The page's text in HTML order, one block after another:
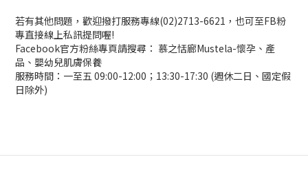
若有其他問題，歡迎撥打服務專線(02)2713-6621，也可至FB粉
專直接線上私訊提問喔!
Facebook官方粉絲專頁請搜尋： 慕之恬廊Mustela-懷孕、產
品、嬰幼兒肌膚保養
服務時間：一至五 09:00-12:00；13:30-17:30 (週休二日、國定假
日除外)